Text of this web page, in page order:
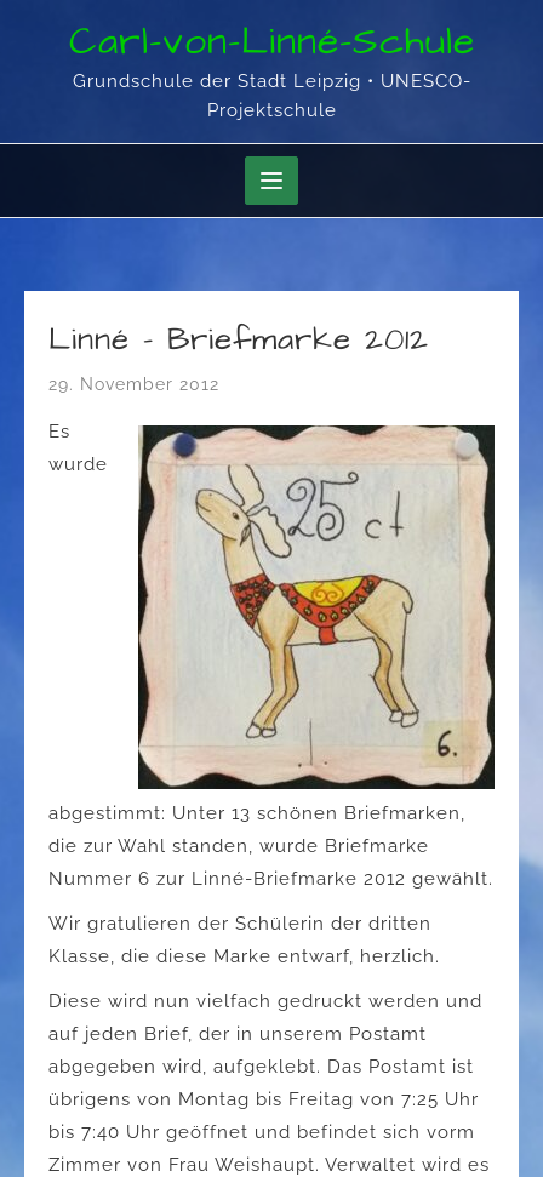
Carl-von-Linné-Schule
Grundschule der Stadt Leipzig • UNESCO-
Projektschule
Linné – Briefmarke 2012
29. November 2012
Es
wurde
abgestimmt: Unter 13 schönen Briefmarken,
die zur Wahl standen, wurde Briefmarke
Nummer 6 zur Linné-Briefmarke 2012 gewählt.
Wir gratulieren der Schülerin der dritten
Klasse, die diese Marke entwarf, herzlich.
Diese wird nun vielfach gedruckt werden und
auf jeden Brief, der in unserem Postamt
abgegeben wird, aufgeklebt. Das Postamt ist
übrigens von Montag bis Freitag von 7:25 Uhr
bis 7:40 Uhr geöffnet und befindet sich vorm
Zimmer von Frau Weishaupt. Verwaltet wird es